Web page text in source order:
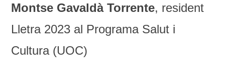
Montse Gavaldà Torrente, resident
Lletra 2023 al Programa Salut i
Cultura (UOC)